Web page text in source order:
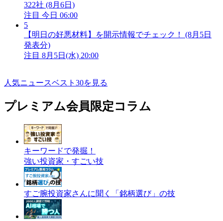
322社 (8月6日)
注目 今日 06:00
5
【明日の好悪材料】を開示情報でチェック！ (8月5日
発表分)
注目 8月5日(水) 20:00
人気ニュースベスト30を見る
プレミアム会員限定コラム
キーワードで発掘！
強い投資家・すごい技
すご腕投資家さんに聞く「銘柄選び」の技